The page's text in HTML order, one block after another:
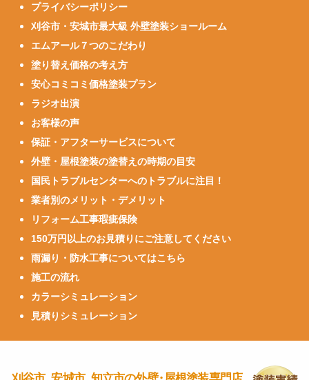
プライバシーポリシー
刈谷市・安城市最大級 外壁塗装ショールーム
エムアール７つのこだわり
塗り替え価格の考え方
安心コミコミ価格塗装プラン
ラジオ出演
お客様の声
保証・アフターサービスについて
外壁・屋根塗装の塗替えの時期の目安
国民トラブルセンターへのトラブルに注目！
業者別のメリット・デメリット
リフォーム工事瑕疵保険
150万円以上のお見積りにご注意してください
雨漏り・防水工事についてはこちら
施工の流れ
カラーシミュレーション
見積りシミュレーション